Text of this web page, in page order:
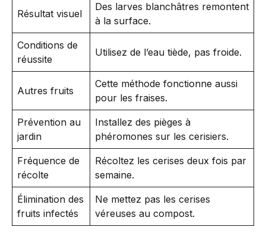
Résultat visuel
Des larves blanchâtres remontent
à la surface.
Conditions de
réussite
Utilisez de l’eau tiède, pas froide.
Autres fruits
Cette méthode fonctionne aussi
pour les fraises.
Prévention au
jardin
Installez des pièges à
phéromones sur les cerisiers.
Fréquence de
récolte
Récoltez les cerises deux fois par
semaine.
Élimination des
fruits infectés
Ne mettez pas les cerises
véreuses au compost.